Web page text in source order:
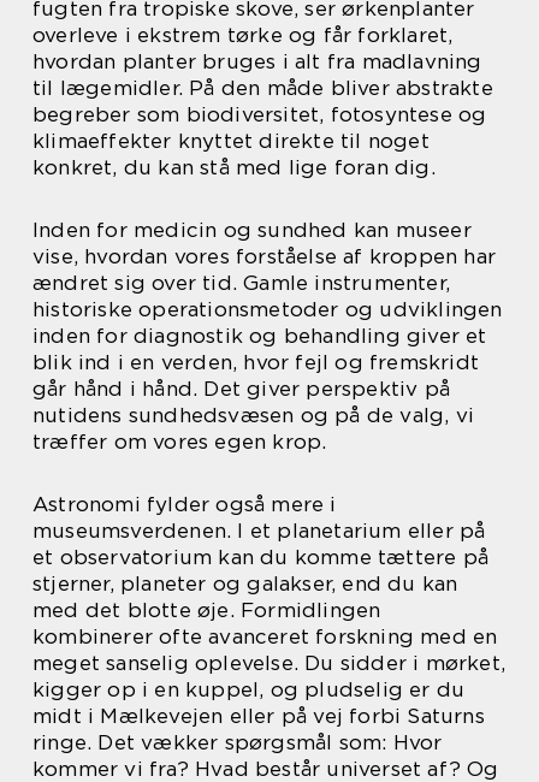
fugten fra tropiske skove, ser ørkenplanter
overleve i ekstrem tørke og får forklaret,
hvordan planter bruges i alt fra madlavning
til lægemidler. På den måde bliver abstrakte
begreber som biodiversitet, fotosyntese og
klimaeffekter knyttet direkte til noget
konkret, du kan stå med lige foran dig.
Inden for medicin og sundhed kan museer
vise, hvordan vores forståelse af kroppen har
ændret sig over tid. Gamle instrumenter,
historiske operationsmetoder og udviklingen
inden for diagnostik og behandling giver et
blik ind i en verden, hvor fejl og fremskridt
går hånd i hånd. Det giver perspektiv på
nutidens sundhedsvæsen og på de valg, vi
træffer om vores egen krop.
Astronomi fylder også mere i
museumsverdenen. I et planetarium eller på
et observatorium kan du komme tættere på
stjerner, planeter og galakser, end du kan
med det blotte øje. Formidlingen
kombinerer ofte avanceret forskning med en
meget sanselig oplevelse. Du sidder i mørket,
kigger op i en kuppel, og pludselig er du
midt i Mælkevejen eller på vej forbi Saturns
ringe. Det vækker spørgsmål som: Hvor
kommer vi fra? Hvad består universet af? Og